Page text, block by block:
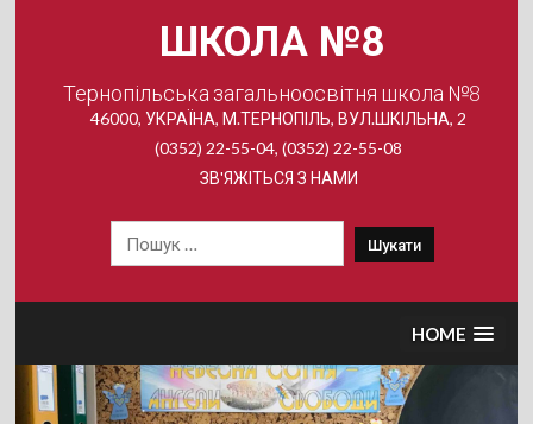
ШКОЛА №8
Тернопільська загальноосвітня школа №8
46000, УКРАЇНА, М.ТЕРНОПІЛЬ, ВУЛ.ШКІЛЬНА, 2
(0352) 22-55-04, (0352) 22-55-08
ЗВ'ЯЖІТЬСЯ З НАМИ
HOME